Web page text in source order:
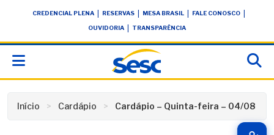
conteúdoCREDENCIAL PLENA RESERVAS MESA BRASIL FALE CONOSCO
OUVIDORIA TRANSPARÊNCIA
Início Cardápio Cardápio – Quinta-feira – 04/08